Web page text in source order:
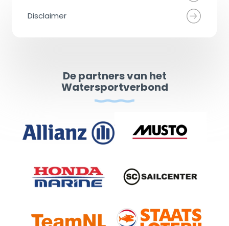
Disclaimer
De partners van het
Watersportverbond